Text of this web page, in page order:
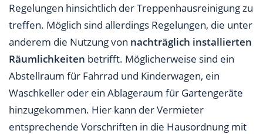
Regelungen hinsichtlich der Treppenhausreinigung zu
treffen. Möglich sind allerdings Regelungen, die unter
anderem die Nutzung von nachträglich installierten
Räumlichkeiten betrifft. Möglicherweise sind ein
Abstellraum für Fahrrad und Kinderwagen, ein
Waschkeller oder ein Ablageraum für Gartengeräte
hinzugekommen. Hier kann der Vermieter
entsprechende Vorschriften in die Hausordnung mit